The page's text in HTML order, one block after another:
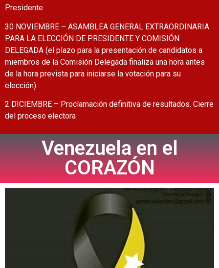
Presidente.
30 NOVIEMBRE – ASAMBLEA GENERAL EXTRAORDINARIA
PARA LA ELECCIÓN DE PRESIDENTE Y COMISIÓN
DELEGADA (el plazo para la presentación de candidatos a
miembros de la Comisión Delegada finaliza una hora antes
de la hora prevista para iniciarse la votación para su
elección).
2 DICIEMBRE – Proclamación definitiva de resultados. Cierre
del proceso electora
Venezuela en el
CORAZÓN